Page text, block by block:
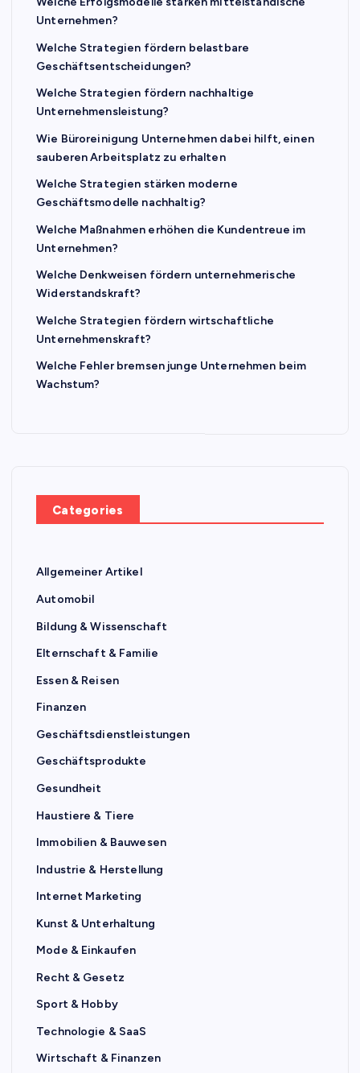
Unternehmen?
Welche Strategien fördern belastbare
Geschäftsentscheidungen?
Welche Strategien fördern nachhaltige
Unternehmensleistung?
Wie Büroreinigung Unternehmen dabei hilft, einen
sauberen Arbeitsplatz zu erhalten
Welche Strategien stärken moderne
Geschäftsmodelle nachhaltig?
Welche Maßnahmen erhöhen die Kundentreue im
Unternehmen?
Welche Denkweisen fördern unternehmerische
Widerstandskraft?
Welche Strategien fördern wirtschaftliche
Unternehmenskraft?
Welche Fehler bremsen junge Unternehmen beim
Wachstum?
Categories
Allgemeiner Artikel
Automobil
Bildung & Wissenschaft
Elternschaft & Familie
Essen & Reisen
Finanzen
Geschäftsdienstleistungen
Geschäftsprodukte
Gesundheit
Haustiere & Tiere
Immobilien & Bauwesen
Industrie & Herstellung
Internet Marketing
Kunst & Unterhaltung
Mode & Einkaufen
Recht & Gesetz
Sport & Hobby
Technologie & SaaS
Wirtschaft & Finanzen